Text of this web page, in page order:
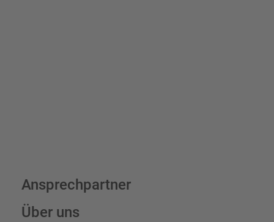
Ansprechpartner
Über uns